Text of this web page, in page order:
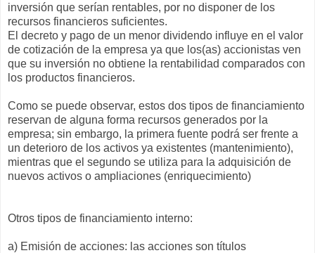
inversión que serían rentables, por no disponer de los
recursos financieros suficientes.
El decreto y pago de un menor dividendo influye en el valor
de cotización de la empresa ya que los(as) accionistas ven
que su inversión no obtiene la rentabilidad comparados con
los productos financieros.
Como se puede observar, estos dos tipos de financiamiento
reservan de alguna forma recursos generados por la
empresa; sin embargo, la primera fuente podrá ser frente a
un deterioro de los activos ya existentes (mantenimiento),
mientras que el segundo se utiliza para la adquisición de
nuevos activos o ampliaciones (enriquecimiento)
Otros tipos de financiamiento interno:
a) Emisión de acciones: las acciones son títulos